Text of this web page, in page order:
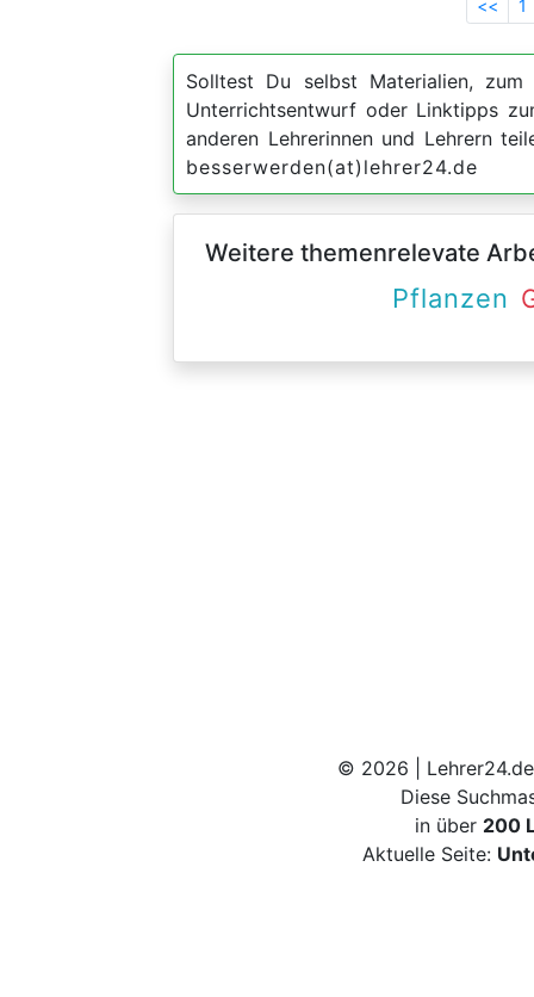
<< 1
Solltest Du selbst Materialien,
Unterrichtsentwurf oder Linktipps
anderen Lehrerinnen und Lehrern
besserwerden(at)lehrer24.de
Weitere themenrelevate
Pflanzen
© 2026 |
Diese
in über 200
Aktuelle Seite: